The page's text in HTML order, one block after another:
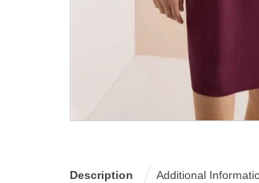
Description Additional